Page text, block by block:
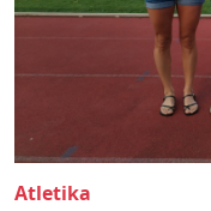
Atletika